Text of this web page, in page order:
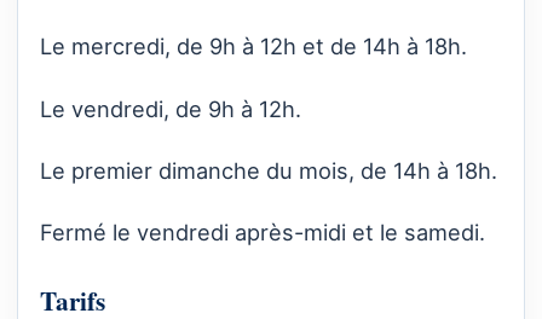
Le mercredi, de 9h à 12h et de 14h à 18h.
Le vendredi, de 9h à 12h.
Le premier dimanche du mois, de 14h à 18h.
Fermé le vendredi après-midi et le samedi.
Tarifs